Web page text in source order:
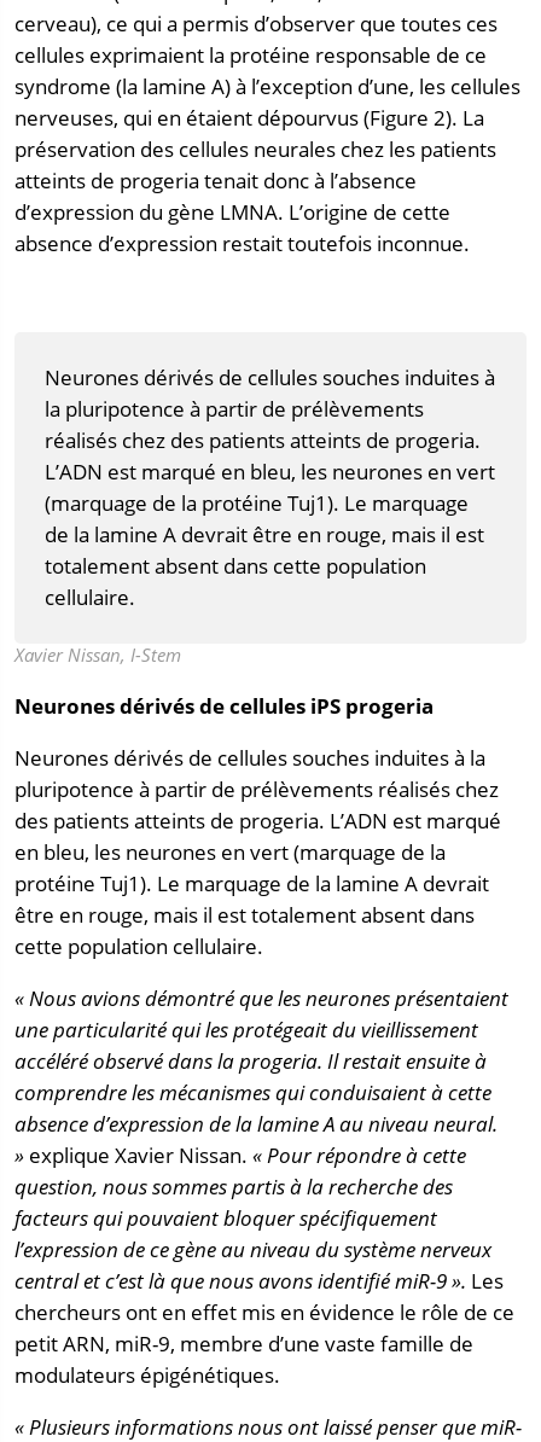
cerveau), ce qui a permis d’observer que toutes ces
cellules exprimaient la protéine responsable de ce
syndrome (la lamine A) à l’exception d’une, les cellules
nerveuses, qui en étaient dépourvus (Figure 2). La
préservation des cellules neurales chez les patients
atteints de progeria tenait donc à l’absence
d’expression du gène LMNA. L’origine de cette
absence d’expression restait toutefois inconnue.
Neurones dérivés de cellules souches induites à
la pluripotence à partir de prélèvements
réalisés chez des patients atteints de progeria.
L’ADN est marqué en bleu, les neurones en vert
(marquage de la protéine Tuj1). Le marquage
de la lamine A devrait être en rouge, mais il est
totalement absent dans cette population
cellulaire.
Xavier Nissan, I-Stem
Neurones dérivés de cellules iPS progeria
Neurones dérivés de cellules souches induites à la
pluripotence à partir de prélèvements réalisés chez
des patients atteints de progeria. L’ADN est marqué
en bleu, les neurones en vert (marquage de la
protéine Tuj1). Le marquage de la lamine A devrait
être en rouge, mais il est totalement absent dans
cette population cellulaire.
« Nous avions démontré que les neurones présentaient
une particularité qui les protégeait du vieillissement
accéléré observé dans la progeria. Il restait ensuite à
comprendre les mécanismes qui conduisaient à cette
absence d’expression de la lamine A au niveau neural.
» explique Xavier Nissan. « Pour répondre à cette
question, nous sommes partis à la recherche des
facteurs qui pouvaient bloquer spécifiquement
l’expression de ce gène au niveau du système nerveux
central et c’est là que nous avons identifié miR-9 ». Les
chercheurs ont en effet mis en évidence le rôle de ce
petit ARN, miR-9, membre d’une vaste famille de
modulateurs épigénétiques.
« Plusieurs informations nous ont laissé penser que miR-